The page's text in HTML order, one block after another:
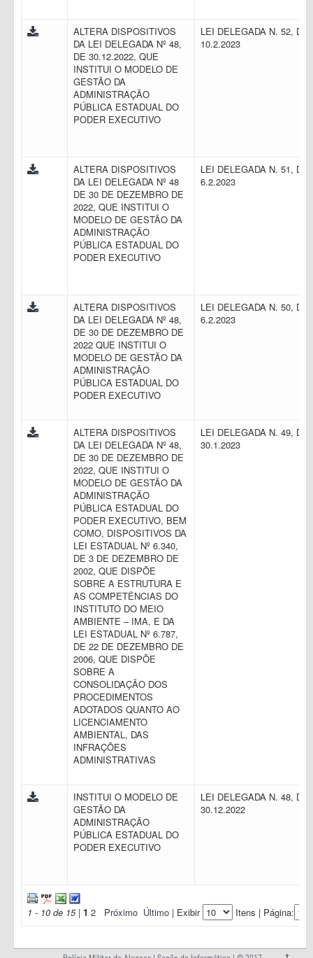
ALTERA DISPOSITIVOS
DA LEI DELEGADA Nº 48,
DE 30.12.2022, QUE
INSTITUI O MODELO DE
GESTÃO DA
ADMINISTRAÇÃO
PÚBLICA ESTADUAL DO
PODER EXECUTIVO
LEI DELEGADA N. 52, DE
10.2.2023
ALTERA DISPOSITIVOS
DA LEI DELEGADA Nº 48
DE 30 DE DEZEMBRO DE
2022, QUE INSTITUI O
MODELO DE GESTÃO DA
ADMINISTRAÇÃO
PÚBLICA ESTADUAL DO
PODER EXECUTIVO
LEI DELEGADA N. 51, DE
6.2.2023
ALTERA DISPOSITIVOS
DA LEI DELEGADA Nº 48,
DE 30 DE DEZEMBRO DE
2022 QUE INSTITUI O
MODELO DE GESTÃO DA
ADMINISTRAÇÃO
PÚBLICA ESTADUAL DO
PODER EXECUTIVO
LEI DELEGADA N. 50, DE
6.2.2023
ALTERA DISPOSITIVOS
DA LEI DELEGADA Nº 48,
DE 30 DE DEZEMBRO DE
2022, QUE INSTITUI O
MODELO DE GESTÃO DA
ADMINISTRAÇÃO
PÚBLICA ESTADUAL DO
PODER EXECUTIVO, BEM
COMO, DISPOSITIVOS DA
LEI ESTADUAL Nº 6.340,
DE 3 DE DEZEMBRO DE
2002, QUE DISPÕE
SOBRE A ESTRUTURA E
AS COMPETÊNCIAS DO
INSTITUTO DO MEIO
AMBIENTE – IMA, E DA
LEI ESTADUAL Nº 6.787,
DE 22 DE DEZEMBRO DE
2006, QUE DISPÕE
SOBRE A
CONSOLIDAÇÃO DOS
PROCEDIMENTOS
ADOTADOS QUANTO AO
LICENCIAMENTO
AMBIENTAL, DAS
INFRAÇÕES
ADMINISTRATIVAS
LEI DELEGADA N. 49, DE
30.1.2023
INSTITUI O MODELO DE
GESTÃO DA
ADMINISTRAÇÃO
PÚBLICA ESTADUAL DO
PODER EXECUTIVO
LEI DELEGADA N. 48, DE
30.12.2022
1 - 10 de 15| 1 2 Próximo Último | Exibir Itens | Página: